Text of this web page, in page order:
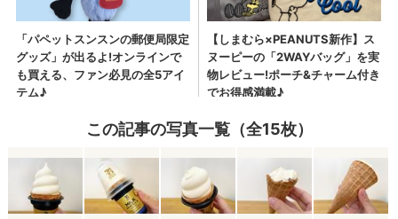
この記事の写真一覧（全15枚）